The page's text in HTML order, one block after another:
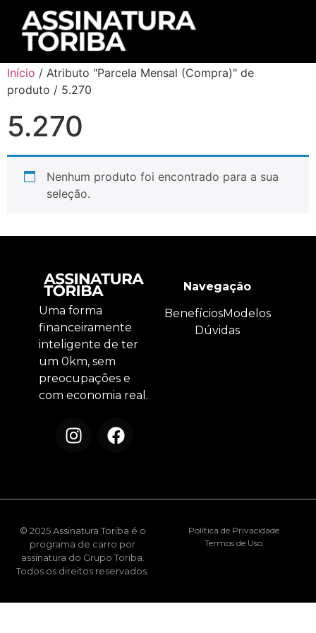
Início / Atributo "Parcela Mensal (Compra)" de
produto / 5.270
5.270
Nenhum produto foi encontrado para a sua
seleção.
Uma forma
financeiramente
inteligente de ter
um 0km, sem
preocupações e
com economia real.
Navegação
BenefíciosModelos
Dúvidas
© 2025 Assinatura Toriba é o
programa de carro por
assinatura do Grupo Toriba.
Todos os direitos reservados.
Política de Privacidade
Termos de Uso